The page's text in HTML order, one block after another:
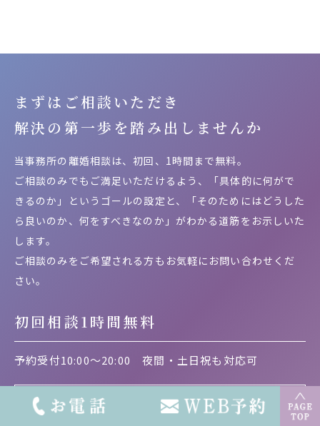
まずはご相談いただき
解決の第一歩を踏み出しませんか
当事務所の離婚相談は、初回、1時間まで無料。
ご相談のみでもご満足いただけるよう、「具体的に何がで
きるのか」というゴールの設定と、「そのためにはどうした
ら良いのか、何をすべきなのか」がわかる道筋をお示しいた
します。
ご相談のみをご希望される方もお気軽にお問い合わせくだ
さい。
初回相談1時間無料
予約受付10:00～20:00夜間・土日祝も対応可
離婚相談専用ダイヤル